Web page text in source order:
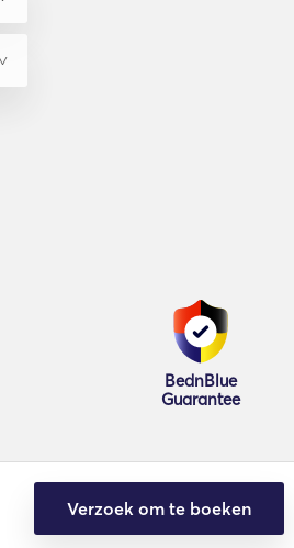
Verzoek om te boeken
BednBlue
Guarantee